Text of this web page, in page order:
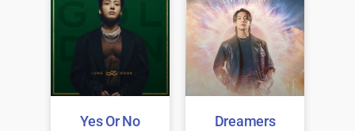
Yes Or No Dreamers